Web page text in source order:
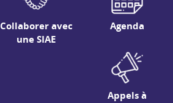
Collaborer avec
une SIAE
Agenda
Appels à